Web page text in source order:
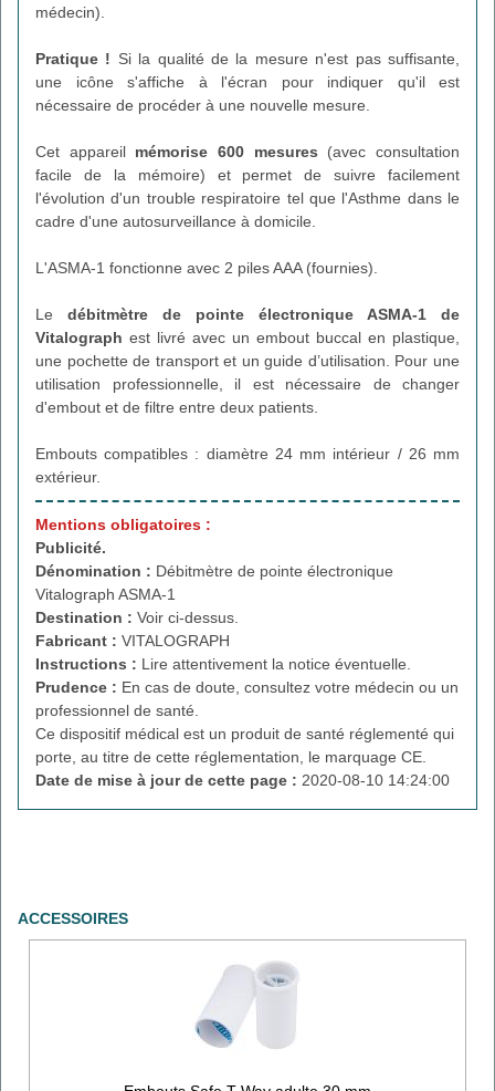
médecin).
Pratique ! Si la qualité de la mesure n'est pas suffisante,
une icône s'affiche à l'écran pour indiquer qu'il est
nécessaire de procéder à une nouvelle mesure.
Cet appareil mémorise 600 mesures (avec consultation
facile de la mémoire) et permet de suivre facilement
l'évolution d'un trouble respiratoire tel que l'Asthme dans le
cadre d'une autosurveillance à domicile.
L'ASMA-1 fonctionne avec 2 piles AAA (fournies).
Le débitmètre de pointe électronique ASMA-1 de
Vitalograph est livré avec un embout buccal en plastique,
une pochette de transport et un guide d’utilisation. Pour une
utilisation professionnelle, il est nécessaire de changer
d'embout et de filtre entre deux patients.
Embouts compatibles : diamètre 24 mm intérieur / 26 mm
extérieur.
Mentions obligatoires :
Publicité.
Dénomination : Débitmètre de pointe électronique
Vitalograph ASMA-1
Destination : Voir ci-dessus.
Fabricant : VITALOGRAPH
Instructions : Lire attentivement la notice éventuelle.
Prudence : En cas de doute, consultez votre médecin ou un
professionnel de santé.
Ce dispositif médical est un produit de santé réglementé qui
porte, au titre de cette réglementation, le marquage CE.
Date de mise à jour de cette page : 2020-08-10 14:24:00
ACCESSOIRES